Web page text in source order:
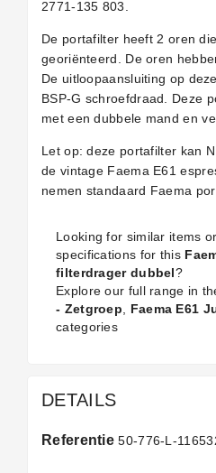
2771-135 803.
De portafilter heeft 2 oren
georiënteerd. De oren
De uitloopaansluiting op
BSP-G schroefdraad. Deze
met een dubbele mand en
Let op: deze portafilter kan
de vintage Faema E61
nemen standaard Faema
Looking for similar items
specifications for this
filterdrager dubbel?
Explore our full range in
- Zetgroep
Faema E61
categories
DETAILS
Referentie 50-776-L-